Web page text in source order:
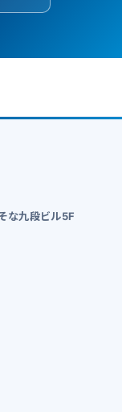
な九段ビル5F